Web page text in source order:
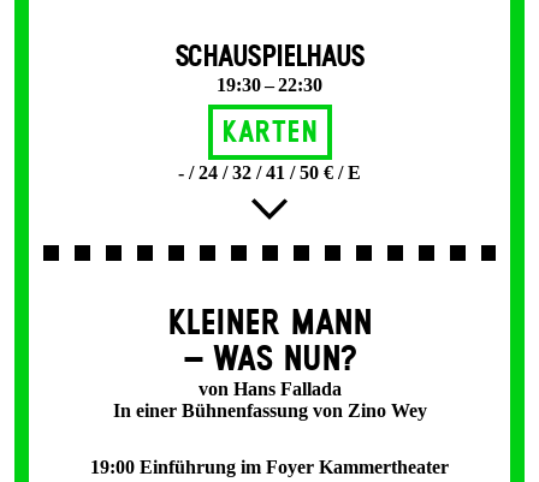
SCHAUSPIELHAUS
19:30 – 22:30
Karten
- / 24 / 32 / 41 / 50 € / E
KLEINER MANN
– WAS NUN?
von Hans Fallada
In einer Bühnenfassung von Zino Wey
19:00 Einführung im Foyer Kammertheater